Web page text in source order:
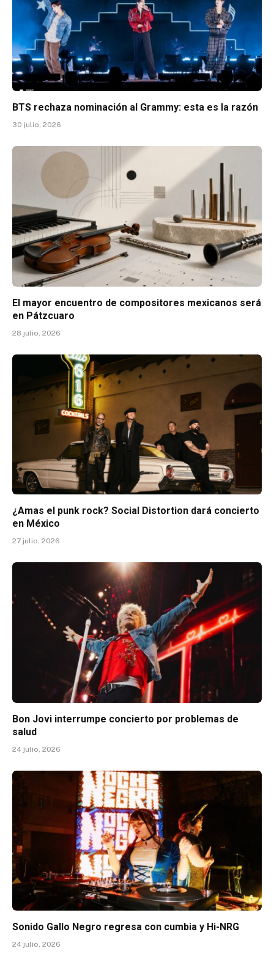
BTS rechaza nominación al Grammy: esta es la razón
30 julio, 2026
El mayor encuentro de compositores mexicanos será
en Pátzcuaro
28 julio, 2026
¿Amas el punk rock? Social Distortion dará concierto
en México
27 julio, 2026
Bon Jovi interrumpe concierto por problemas de
salud
24 julio, 2026
Sonido Gallo Negro regresa con cumbia y Hi-NRG
24 julio, 2026